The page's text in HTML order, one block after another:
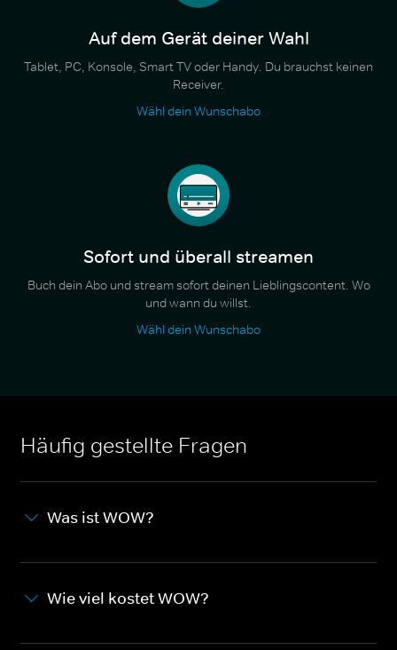
Auf dem Gerät deiner Wahl
Tablet, PC, Konsole, Smart TV oder Handy. Du brauchst keinen
Receiver.
Wähl dein Wunschabo
Sofort und überall streamen
Buch dein Abo und stream sofort deinen Lieblingscontent. Wo
und wann du willst.
Wähl dein Wunschabo
Häufig gestellte Fragen
Was ist WOW?
Wie viel kostet WOW?